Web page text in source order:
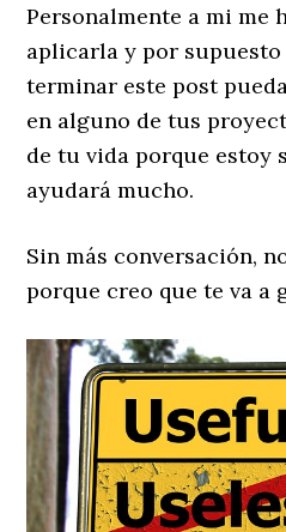
Personalmente a mi me
aplicarla y por supuesto
terminar este post
en alguno de tus
de tu vida porque estoy
ayudará mucho.
Sin más conversación,
porque creo que te va a